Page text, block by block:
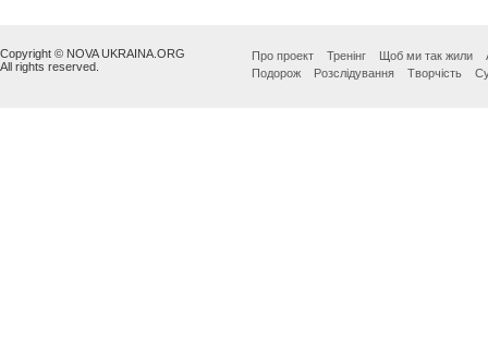
Copyright © NOVA UKRAINA.ORG
All rights reserved.
Про проект Тренінг Щоб ми так жили
Подорож
Розслідування Творчість